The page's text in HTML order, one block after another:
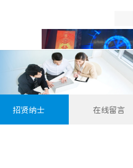
中国
首页
招贤纳士 在线留言